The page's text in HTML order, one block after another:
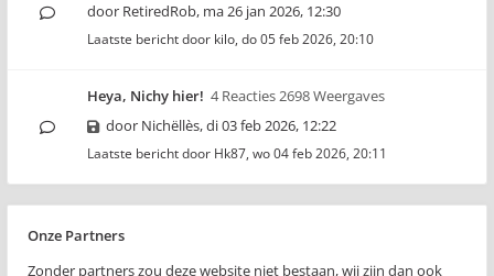
door RetiredRob, ma 26 jan 2026, 12:30
Laatste bericht door kilo, do 05 feb 2026, 20:10
Heya, Nichy hier! 4 Reacties 2698 Weergaves
door Nichëllès,di 03 feb 2026, 12:22
Laatste bericht door Hk87, wo 04 feb 2026, 20:11
Onze Partners
Zonder partners zou deze website niet bestaan, wij zijn dan ook